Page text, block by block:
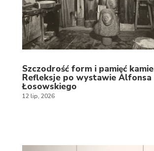
Szczodrość form i pamięć
Refleksje po wystawie Alfonsa
Łosowskiego
12 lip, 2026